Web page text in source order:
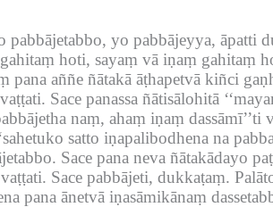
pabbājetabbo, yo pabbājeyya, āpatti
hoti, sayaṃ vā iṇaṃ
pana aññe ñātakā āṭhapetvā kiñci
Sace panassa ñātisālohitā
naṃ, ahaṃ iṇaṃ
satto iṇapalibodhena na
Sace pana neva ñātakādayo
Sace pabbājeti, dukkaṭaṃ.
pana ānetvā iṇasāmikānaṃ